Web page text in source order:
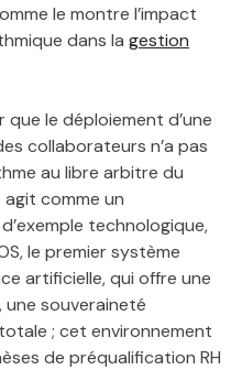
le montre l’impact
dans la gestion
le déploiement d’une
collaborateurs n’a pas
au libre arbitre du
comme un
technologique,
le premier système
artificielle, qui offre une
souveraineté
; cet environnement
de préqualification RH